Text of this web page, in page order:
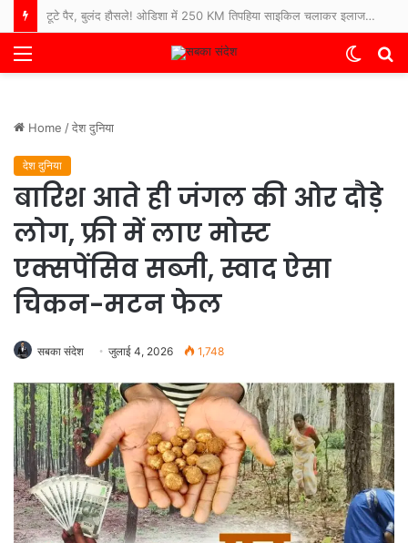
रोज खाने वाली अरहर दाल पर भारत में बड़ी वैज्ञानिक खोज, पहली बार तैयार हुआ पूरा जीनोम
Menu
Switch
Home /देश दुनिया
देश दुनिया
बारिश आते ही जंगल की ओर दौड़े
लोग, फ्री में लाए मोस्ट
एक्सपेंसिव सब्जी, स्वाद ऐसा
चिकन-मटन फेल
सबका संदेश जुलाई 4, 2026 1,748